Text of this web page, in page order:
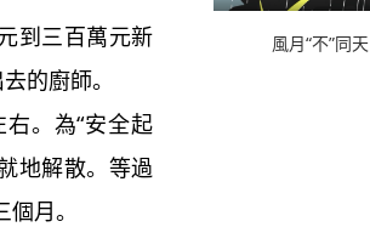
到三百萬元新
的廚師。
。為“安全起
地解散。等過
月。
風月“不”同天